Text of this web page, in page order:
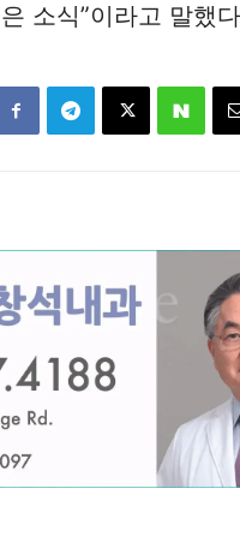
소식”이라고 말했